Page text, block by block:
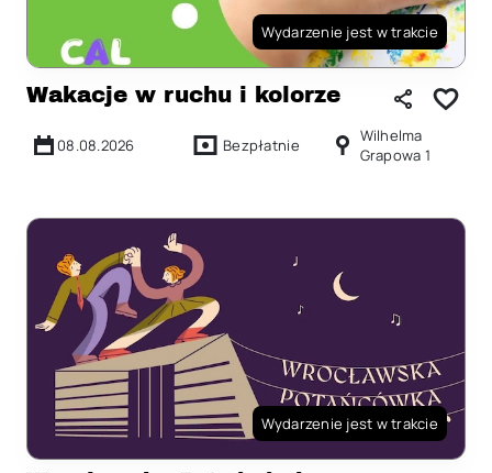
Wydarzenie jest w trakcie
Wakacje w ruchu i kolorze
08.08.2026 Bezpłatnie
Wilhelma
Grapowa 1
Wydarzenie jest w trakcie